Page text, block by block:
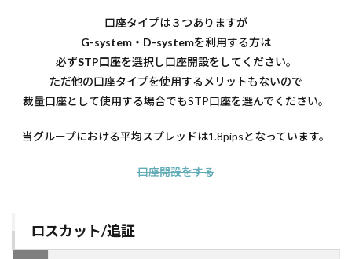
口座タイプは３つありますが
G-system・D-systemを利用する方は
必ずSTP口座を選択し口座開設をしてください。
ただ他の口座タイプを使用するメリットもないので
裁量口座として使用する場合でもSTP口座を選んでください。
当グループにおける平均スプレッドは1.8pipsとなっています。
口座開設をする
ロスカット/追証